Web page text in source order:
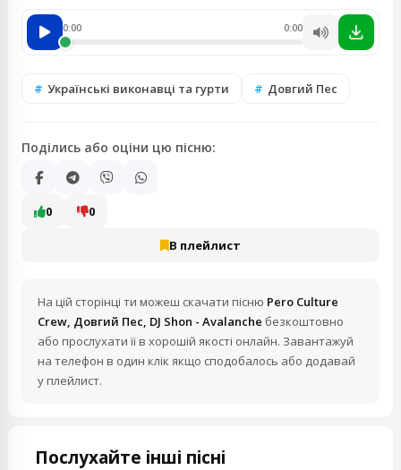
0:00 0:00
Українські виконавці та гурти Довгий Пес
Поділись або оціни цю пісню:
0 0
В плейлист
На цій сторінці ти можеш скачати пісню Pero Culture
Crew, Довгий Пес, DJ Shon - Avalanche безкоштовно
або прослухати її в хорошій якості онлайн. Завантажуй
на телефон в один клік якщо сподобалось або додавай
у плейлист.
Послухайте інші пісні